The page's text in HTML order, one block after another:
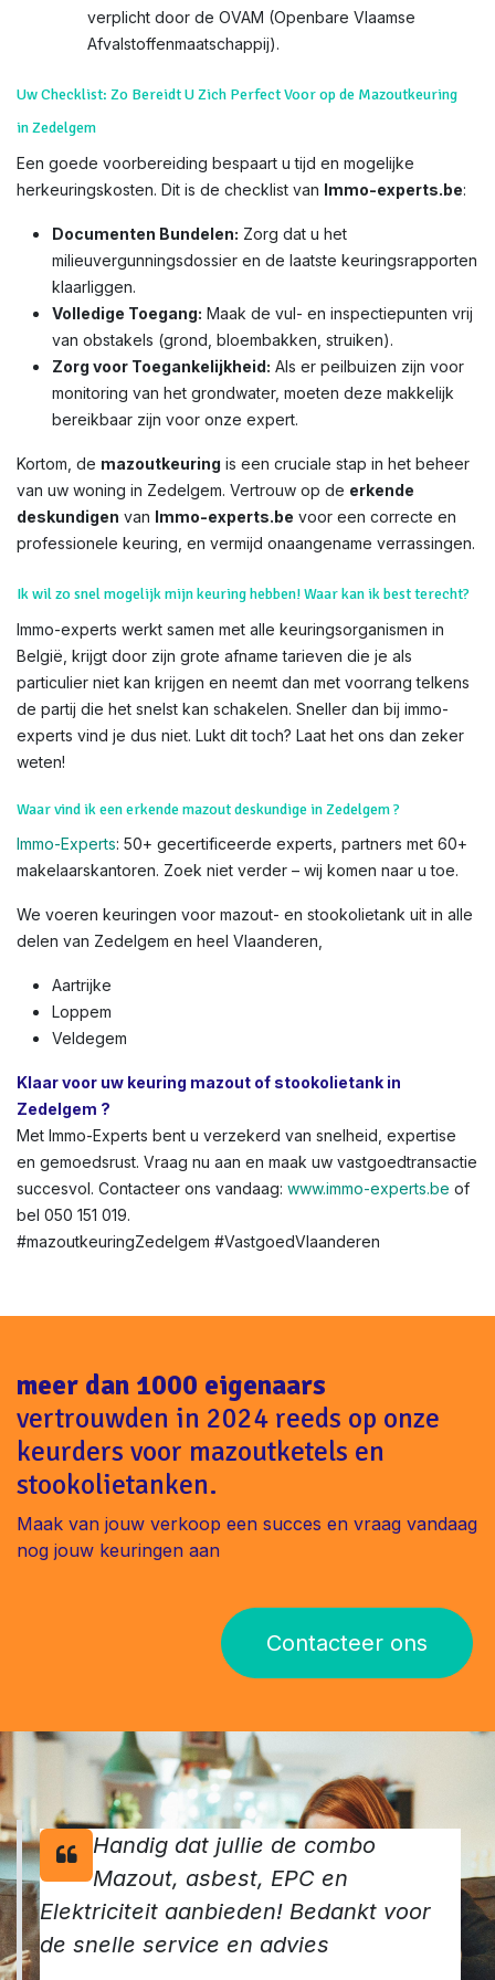
verplicht door de OVAM (Openbare Vlaamse
Afvalstoffenmaatschappij).
Uw Checklist: Zo Bereidt U Zich Perfect Voor op de Mazoutkeuring
in Zedelgem
Een goede voorbereiding bespaart u tijd en mogelijke
herkeuringskosten. Dit is de checklist van Immo-experts.be:
Documenten Bundelen: Zorg dat u het
milieuvergunningsdossier en de laatste keuringsrapporten
klaarliggen.
Volledige Toegang: Maak de vul- en inspectiepunten vrij
van obstakels (grond, bloembakken, struiken).
Zorg voor Toegankelijkheid: Als er peilbuizen zijn voor
monitoring van het grondwater, moeten deze makkelijk
bereikbaar zijn voor onze expert.
Kortom, de mazoutkeuring is een cruciale stap in het beheer
van uw woning in Zedelgem. Vertrouw op de erkende
deskundigen van Immo-experts.be voor een correcte en
professionele keuring, en vermijd onaangename verrassingen.
Ik wil zo snel mogelijk mijn keuring hebben! Waar kan ik best terecht?
Immo-experts werkt samen met alle keuringsorganismen in
België, krijgt door zijn grote afname tarieven die je als
particulier niet kan krijgen en neemt dan met voorrang telkens
de partij die het snelst kan schakelen. Sneller dan bij immo-
experts vind je dus niet. Lukt dit toch? Laat het ons dan zeker
weten!
Waar vind ik een erkende mazout deskundige in Zedelgem ?
Immo-Experts: 50+ gecertificeerde experts, partners met 60+
makelaarskantoren. Zoek niet verder – wij komen naar u toe.
We voeren keuringen voor mazout- en stookolietank uit in alle
delen van Zedelgem en heel Vlaanderen,
Aartrijke
Loppem
Veldegem​
Klaar voor uw keuring mazout of stookolietank in
Zedelgem ?
Met Immo-Experts bent u verzekerd van snelheid, expertise
en gemoedsrust. Vraag nu aan en maak uw vastgoedtransactie
succesvol. Contacteer ons vandaag: www.immo-experts.be of
bel 050 151 019.
#mazoutkeuringZedelgem #VastgoedVlaanderen
meer dan 1000 eigenaars
vertrouwden in 2024 reeds op onze
keurders voor mazoutketels en
stookolietanken.
Maak van jouw verkoop een succes en vraag vandaag
nog jouw keuringen aan
Contacteer ons
Handig dat jullie de combo
Mazout, asbest, EPC en
Elektriciteit aanbieden! Bedankt voor
de snelle service en advies